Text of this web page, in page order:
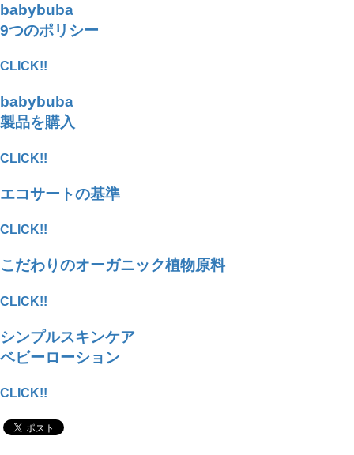
babybuba
9つのポリシー
CLICK!!
babybuba
製品を購入
CLICK!!
エコサートの基準
CLICK!!
こだわりのオーガニック植物原料
CLICK!!
シンプルスキンケア
ベビーローション
CLICK!!